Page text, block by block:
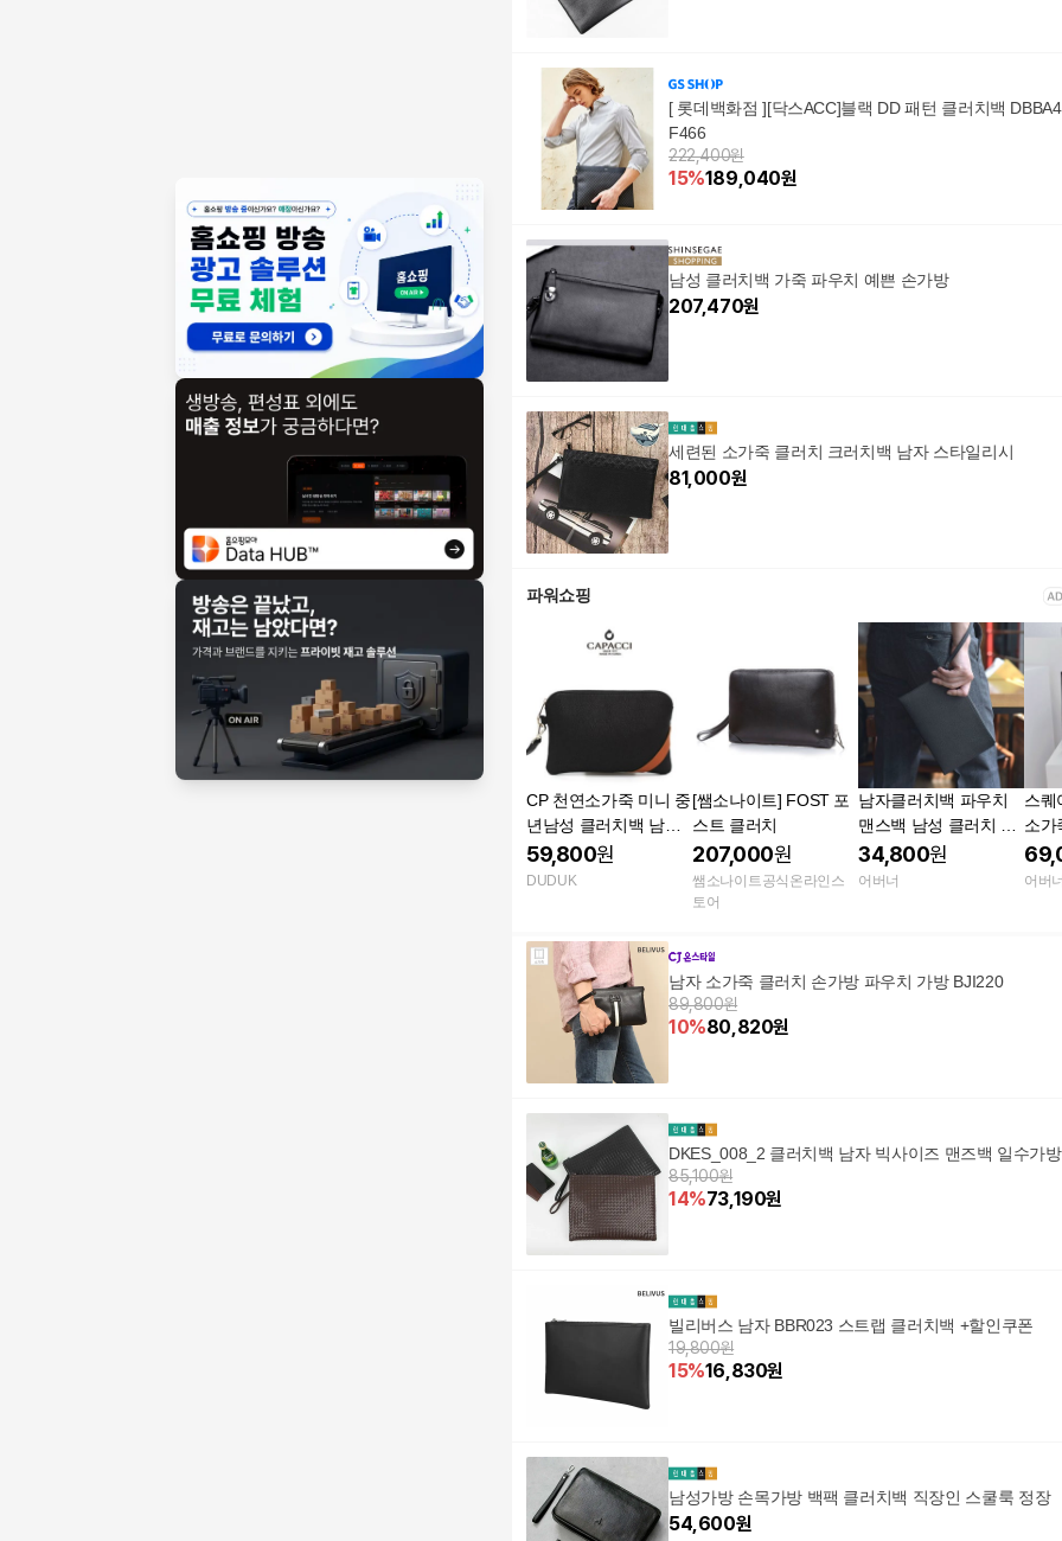
[ 롯데백화점 ][닥스ACC]블랙 DD 패턴 클러치백 DBBA4
F466
222,400원
15%189,040원
남성 클러치백 가죽 파우치 예쁜 손가방
207,470원
세련된 소가죽 클러치 크러치백 남자 스타일리시
81,000원
파워쇼핑
CP 천연소가죽 미니 중
년남성 클러치백 남자
맨스백 손가방
59,800원
DUDUK
[쌤소나이트] FOST 포
스트 클러치
207,000원
쌤소나이트공식온라인스
토어
남자클러치백 파우치
맨스백 남성 클러치 미
니 손가방
34,800원
어버너
스퀘
소가
블랙
어버너
남자 소가죽 클러치 손가방 파우치 가방 BJI220
89,800원
10%80,820원
DKES_008_2 클러치백 남자 빅사이즈 맨즈백 일수가방
85,100원
14%73,190원
빌리버스 남자 BBR023 스트랩 클러치백 +할인쿠폰
19,800원
15%16,830원
남성가방 손목가방 백팩 클러치백 직장인 스쿨룩 정장
54,600원